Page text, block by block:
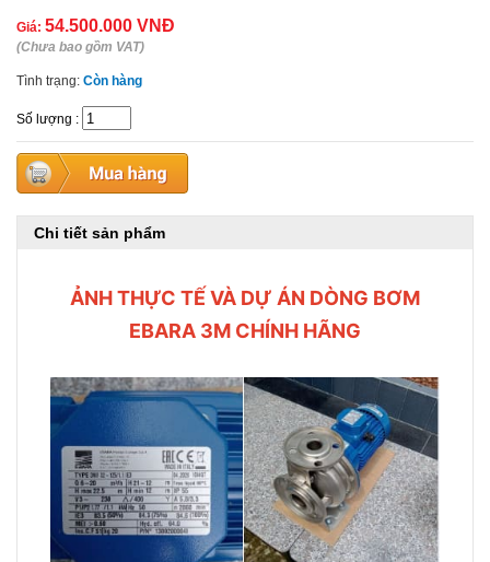
Giá: 54.500.000 VNĐ
(Chưa bao gồm VAT)
Tình trạng: Còn hàng
Số lượng :
Chi tiết sản phẩm
ẢNH THỰC TẾ VÀ DỰ ÁN DÒNG BƠM
EBARA 3M CHÍNH HÃNG